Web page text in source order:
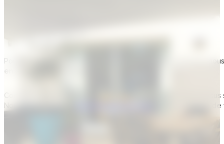
Pour que la construction se fasse dans les délais attribués,
en considérant le budget.
Concevoir une maison neuve exige de respecter un
Nous vous assistons
à chaque étape